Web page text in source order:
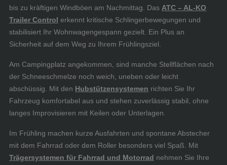
bis zu kräftigen Windböen am Nachmittag. Das ATC – AL-KO
Trailer Control erkennt kritische Schlingerbewegungen und
stabilisiert Ihr Wohnwagengespann gezielt. Ein Plus an
Sicherheit auf dem Weg zu Ihrem Frühlingsziel.
Am Campingplatz angekommen, sind manche Stellflächen nach
der Schneeschmelze noch weich, uneben oder leicht
abschüssig. Mit den Hubstützensystemen richten Sie Ihr
Fahrzeug komfortabel aus und stehen zuverlässig stabil, ohne
langes Improvisieren mit Keilen oder Unterlagen.
Im Frühling machen kurze Ausfahrten und spontane Abstecher
mit dem Fahrrad oder dem Roller besonders viel Spaß. Mit
Trägersystemen für Fahrrad und Motorrad nehmen Sie Ihre